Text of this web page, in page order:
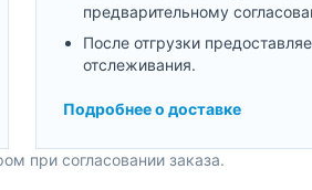
предварительному
После отгрузки
отслеживания.
Подробнее о доставке
при согласовании заказа.